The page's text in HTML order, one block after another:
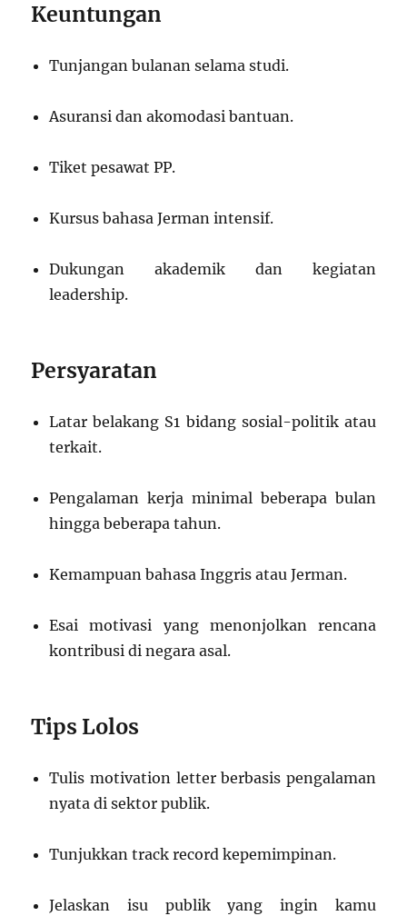
Keuntungan
Tunjangan bulanan selama studi.
Asuransi dan akomodasi bantuan.
Tiket pesawat PP.
Kursus bahasa Jerman intensif.
Dukungan akademik dan kegiatan
leadership.
Persyaratan
Latar belakang S1 bidang sosial-politik atau
terkait.
Pengalaman kerja minimal beberapa bulan
hingga beberapa tahun.
Kemampuan bahasa Inggris atau Jerman.
Esai motivasi yang menonjolkan rencana
kontribusi di negara asal.
Tips Lolos
Tulis motivation letter berbasis pengalaman
nyata di sektor publik.
Tunjukkan track record kepemimpinan.
Jelaskan isu publik yang ingin kamu